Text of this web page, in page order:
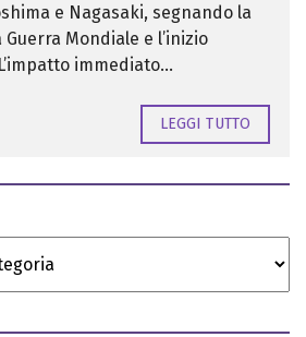
e Nagasaki, segnando la
Mondiale e l’inizio
immediato...
LEGGI TUTTO